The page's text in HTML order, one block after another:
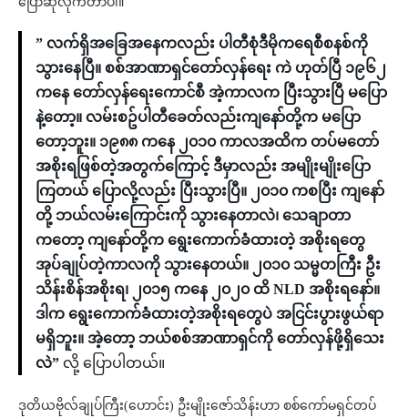
” လက်ရှိအခြေအနေကလည်း ပါတီစုံဒီမိုကရေစီစနစ်ကို
သွားနေပြီ။ စစ်အာဏာရှင်တော်လှန်ရေး ကဲ ဟုတ်ပြီ ၁၉၆၂
ကနေ တော်လှန်ရေးကောင်စီ အဲ့ကာလက ပြီးသွားပြီ မပြော
နဲ့တော့။ လမ်းစဥ်ပါတီခေတ်လည်းကျနော်တို့က မပြော
တော့ဘူး။ ၁၉၈၈ ကနေ ၂၀၁၀ ကာလအထိက တပ်မတော်
အစိုးရဖြစ်တဲ့အတွက်ကြောင့် ဒီမှာလည်း အမျိုးမျိုးပြော
ကြတယ် ပြောလို့လည်း ပြီးသွားပြီ။ ၂၀၁၀ ကစပြီး ကျနော်
တို့ ဘယ်လမ်းကြောင်းကို သွားနေတာလဲ၊ သေချာတာ
ကတော့ ကျနော်တို့က ရွေးကောက်ခံထားတဲ့ အစိုးရတွေ
အုပ်ချုပ်တဲ့ကာလကို သွားနေတယ်။ ၂၀၁၀ သမ္မတကြီး ဦး
သိန်းစိန်အစိုးရ၊ ၂၀၁၅ ကနေ ၂၀၂၀ ထိ NLD အစိုးရနော်။
ဒါက ရွေးကောက်ခံထားတဲ့အစိုးရတွေပဲ အငြင်းပွားဖွယ်ရာ
မရှိဘူး။ အဲ့တော့ ဘယ်စစ်အာဏာရှင်ကို တော်လှန်ဖို့ရှိသေး
လဲ” လို့ ပြောပါတယ်။
ဒုတိယဗိုလ်ချုပ်ကြီး(ဟောင်း) ဦးမျိုးဇော်သိန်းဟာ စစ်ကော်မရှင်တပ်